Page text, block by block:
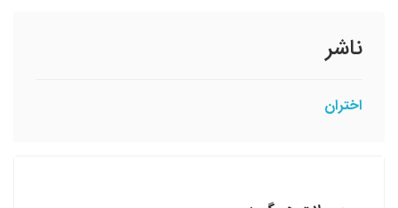
ناشر
اختران